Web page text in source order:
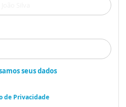
seus dados
de Privacidade